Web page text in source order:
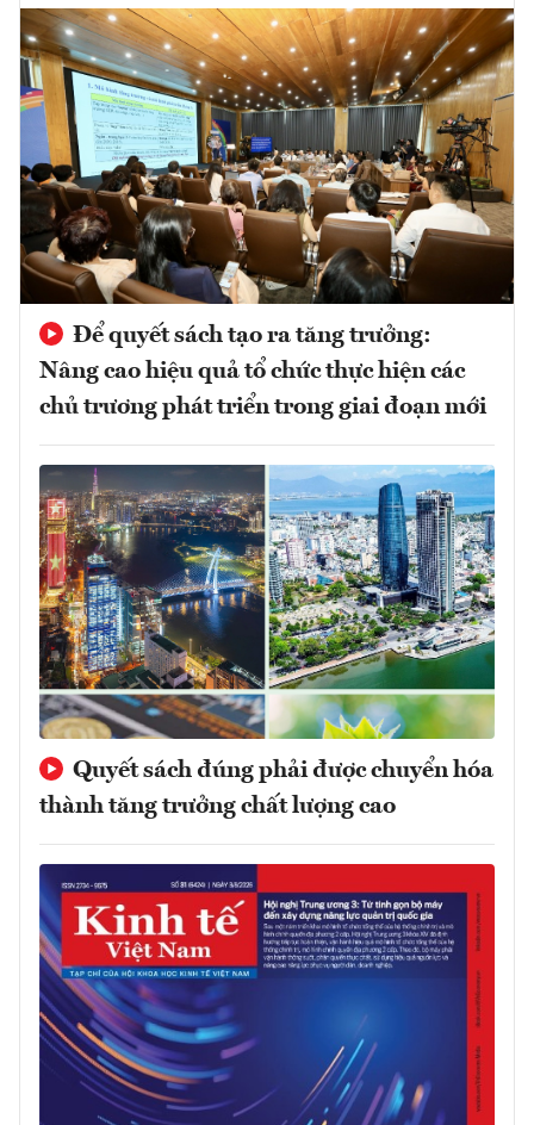
Để quyết sách tạo ra tăng trưởng:
Nâng cao hiệu quả tổ chức thực hiện các
chủ trương phát triển trong giai đoạn mới
Quyết sách đúng phải được chuyển hóa
thành tăng trưởng chất lượng cao